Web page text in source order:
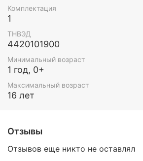
Комплектация
1
ТНВЭД
4420101900
Минимальный возраст
1 год, 0+
Максимальный возраст
16 лет
Отзывы
Отзывов еще никто не оставлял